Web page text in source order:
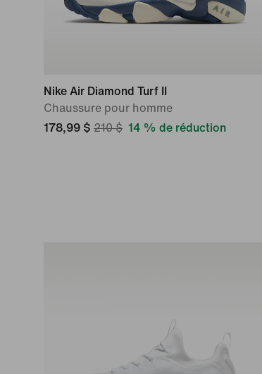
Nike Air Diamond Turf II
Chaussure pour homme
178,99 $ 210 $ 14 % de réduction